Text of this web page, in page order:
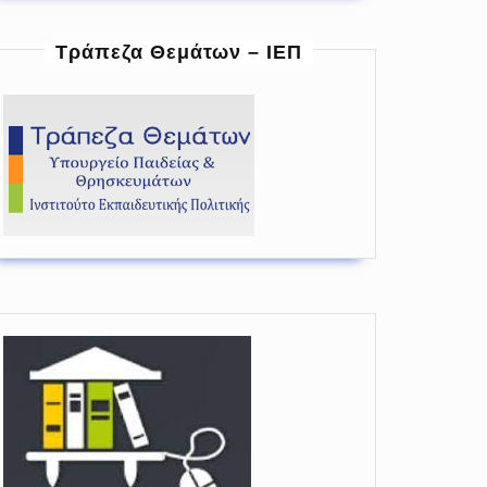
Τράπεζα Θεμάτων – ΙΕΠ